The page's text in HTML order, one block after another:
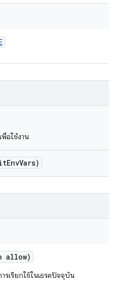
พื่อใช้งาน
EnvVars)
allow)
เรียกใช้ในเธรดปัจจุบัน